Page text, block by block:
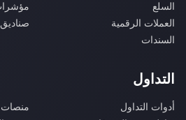
السلع
العملات الرقمية
السندات
التداول
أدوات التداول
منصات